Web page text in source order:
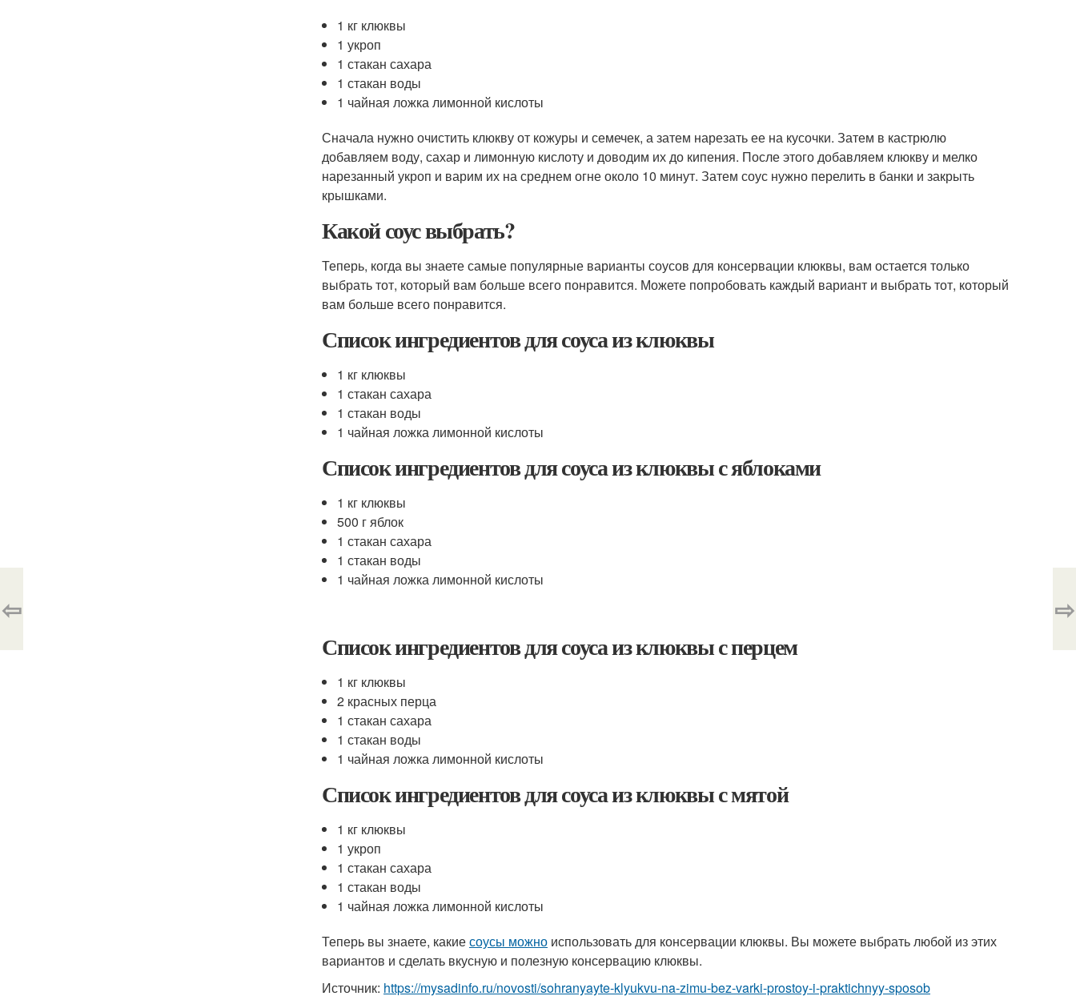
1 кг клюквы
1 укроп
1 стакан сахара
1 стакан воды
1 чайная ложка лимонной кислоты
Сначала нужно очистить клюкву от кожуры и семечек, а затем нарезать ее на кусочки. Затем в кастрюлю
добавляем воду, сахар и лимонную кислоту и доводим их до кипения. После этого добавляем клюкву и мелко
нарезанный укроп и варим их на среднем огне около 10 минут. Затем соус нужно перелить в банки и закрыть
крышками.
Какой соус выбрать?
Теперь, когда вы знаете самые популярные варианты соусов для консервации клюквы, вам остается только
выбрать тот, который вам больше всего понравится. Можете попробовать каждый вариант и выбрать тот, который
вам больше всего понравится.
Список ингредиентов для соуса из клюквы
1 кг клюквы
1 стакан сахара
1 стакан воды
1 чайная ложка лимонной кислоты
Список ингредиентов для соуса из клюквы с яблоками
1 кг клюквы
500 г яблок
1 стакан сахара
1 стакан воды
1 чайная ложка лимонной кислоты
Список ингредиентов для соуса из клюквы с перцем
1 кг клюквы
2 красных перца
1 стакан сахара
1 стакан воды
1 чайная ложка лимонной кислоты
Список ингредиентов для соуса из клюквы с мятой
1 кг клюквы
1 укроп
1 стакан сахара
1 стакан воды
1 чайная ложка лимонной кислоты
Теперь вы знаете, какиесоусы можно использовать для консервации клюквы. Вы можете выбрать любой из этих
вариантов и сделать вкусную и полезную консервацию клюквы.
Источник: https://mysadinfo.ru/novosti/sohranyayte-klyukvu-na-zimu-bez-varki-prostoy-i-praktichnyy-sposob
⇦ ⇨